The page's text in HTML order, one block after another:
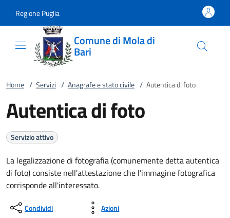
Regione Puglia
Comune di Mola di
Bari
Home / Servizi / Anagrafe e stato civile / Autentica di foto
Autentica di foto
Servizio attivo
La legalizzazione di fotografia (comunemente detta autentica
di foto) consiste nell'attestazione che l’immagine fotografica
corrisponde all'interessato.
Condividi Azioni